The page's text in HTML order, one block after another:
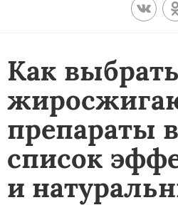
Как выбрать
препараты
список
и